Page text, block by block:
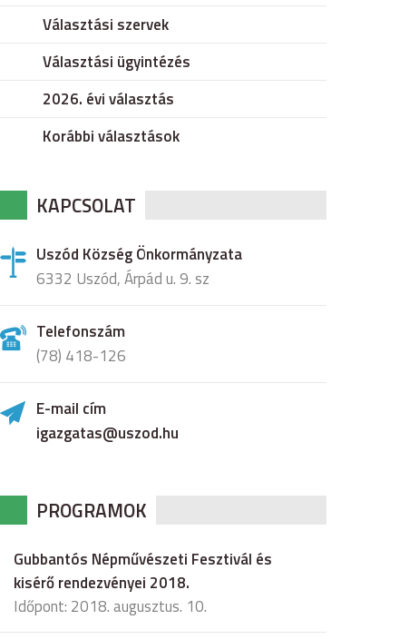
Választási szervek
Választási ügyintézés
2026. évi választás
Korábbi választások
KAPCSOLAT
Uszód Község Önkormányzata
6332 Uszód, Árpád u. 9. sz
Telefonszám
(78) 418-126
E-mail cím
igazgatas@uszod.hu
PROGRAMOK
Gubbantós Népművészeti Fesztivál és
kisérő rendezvényei 2018.
Időpont: 2018. augusztus. 10.